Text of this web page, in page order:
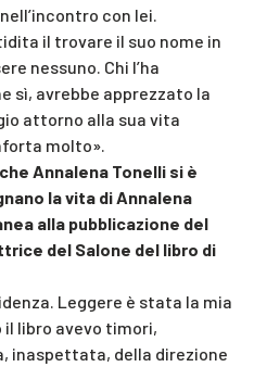
con lei.
il trovare il suo nome in
nessuno. Chi l’ha
sì, avrebbe apprezzato la
attorno alla sua vita
molto».
Annalena Tonelli si è
la vita di Annalena
alla pubblicazione del
del Salone del libro di
Leggere è stata la mia
libro avevo timori,
inaspettata, della direzione